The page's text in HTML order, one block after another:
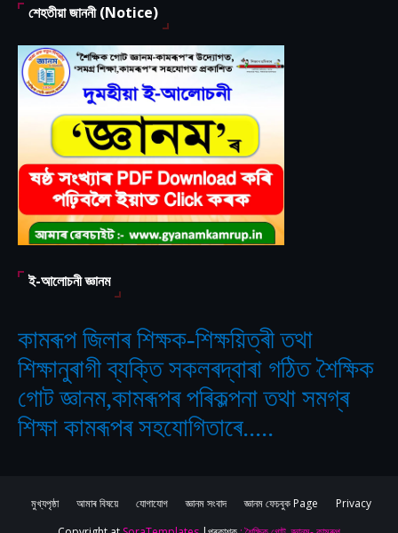
শেহতীয়া জাননী (Notice)
ই-আলোচনী জ্ঞানম
কামৰূপ জিলাৰ শিক্ষক-শিক্ষয়িত্ৰী তথা
শিক্ষানুৰাগী ব্যক্তি সকলৰদ্বাৰা গঠিত‘শৈক্ষিক
গোট জ্ঞানম,কামৰূপৰ পৰিকল্পনা তথা সমগ্ৰ
শিক্ষা কামৰূপৰ সহযোগিতাৰে.....
মুখ্যপৃষ্ঠা আমাৰ বিষয়ে যোগাযোগ জ্ঞানম সংবাদ জ্ঞানম ফেচবুক Page
Privacy